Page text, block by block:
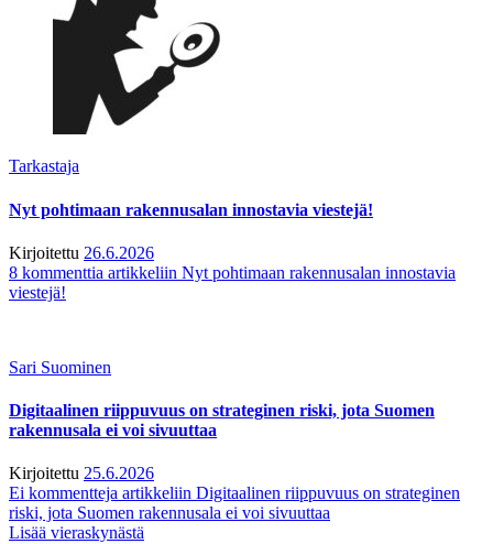
Tarkastaja
Nyt pohtimaan rakennusalan innostavia viestejä!
Kirjoitettu 26.6.2026
8 kommenttia artikkeliin Nyt pohtimaan rakennusalan innostavia
viestejä!
Sari Suominen
Digitaalinen riippuvuus on strateginen riski, jota Suomen
rakennusala ei voi sivuuttaa
Kirjoitettu 25.6.2026
Ei kommentteja artikkeliin Digitaalinen riippuvuus on strateginen
riski, jota Suomen rakennusala ei voi sivuuttaa
Lisää vieraskynästä